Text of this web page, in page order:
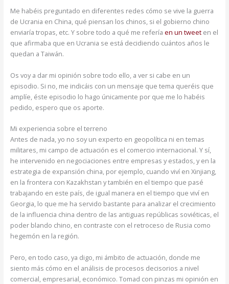
Me habéis preguntado en diferentes redes cómo se vive la guerra
de Ucrania en China, qué piensan los chinos, si el gobierno chino
enviaría tropas, etc. Y sobre todo a qué me refería en un tweeten el
que afirmaba que en Ucrania se está decidiendo cuántos años le
quedan a Taiwán.
Os voy a dar mi opinión sobre todo ello, a ver si cabe en un
episodio. Si no, me indicáis con un mensaje que tema queréis que
amplíe, éste episodio lo hago únicamente por que me lo habéis
pedido, espero que os aporte.
Mi experiencia sobre el terreno
Antes de nada, yo no soy un experto en geopolítica ni en temas
militares, mi campo de actuación es el comercio internacional. Y sí,
he intervenido en negociaciones entre empresas y estados, y en la
estrategia de expansión china, por ejemplo, cuando viví en Xinjiang,
en la frontera con Kazakhstan y también en el tiempo que pasé
trabajando en este país, de igual manera en el tiempo que viví en
Georgia, lo que me ha servido bastante para analizar el crecimiento
de la influencia china dentro de las antiguas repúblicas soviéticas, el
poder blando chino, en contraste con el retroceso de Rusia como
hegemón en la región.
Pero, en todo caso, ya digo, mi ámbito de actuación, donde me
siento más cómo en el análisis de procesos decisorios a nivel
comercial, empresarial, económico. Tomad con pinzas mi opinión en